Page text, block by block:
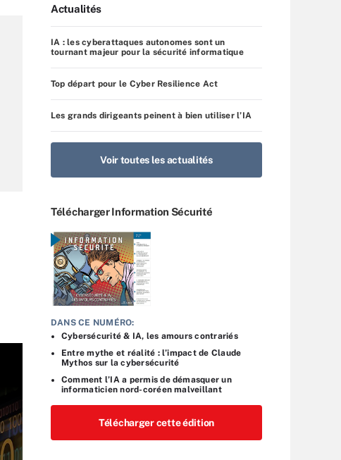
Actualités
IA : les cyberattaques autonomes sont un
tournant majeur pour la sécurité informatique
Top départ pour le Cyber Resilience Act
Les grands dirigeants peinent à bien utiliser l’IA
Voir toutes les actualités
Télécharger Information Sécurité
DANS CE NUMÉRO:
Cybersécurité & IA, les amours contrariés
Entre mythe et réalité : l’impact de Claude
Mythos sur la cybersécurité
Comment l’IA a permis de démasquer un
informaticien nord-coréen malveillant
Télécharger cette édition